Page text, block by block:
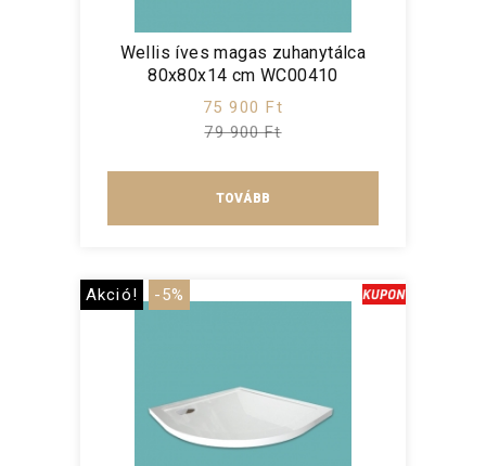
Wellis íves magas zuhanytálca
80x80x14 cm WC00410
75 900 Ft
79 900 Ft
TOVÁBB
Akció! -5%